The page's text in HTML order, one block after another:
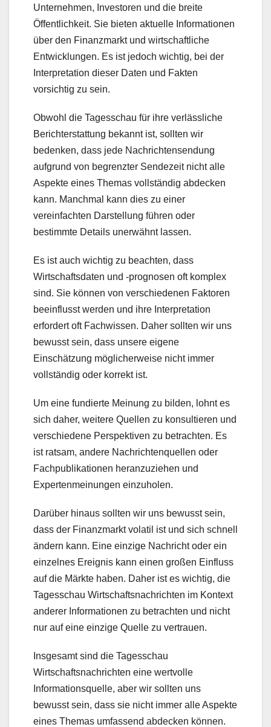
Unternehmen, Investoren und die breite
Öffentlichkeit. Sie bieten aktuelle Informationen
über den Finanzmarkt und wirtschaftliche
Entwicklungen. Es ist jedoch wichtig, bei der
Interpretation dieser Daten und Fakten
vorsichtig zu sein.
Obwohl die Tagesschau für ihre verlässliche
Berichterstattung bekannt ist, sollten wir
bedenken, dass jede Nachrichtensendung
aufgrund von begrenzter Sendezeit nicht alle
Aspekte eines Themas vollständig abdecken
kann. Manchmal kann dies zu einer
vereinfachten Darstellung führen oder
bestimmte Details unerwähnt lassen.
Es ist auch wichtig zu beachten, dass
Wirtschaftsdaten und -prognosen oft komplex
sind. Sie können von verschiedenen Faktoren
beeinflusst werden und ihre Interpretation
erfordert oft Fachwissen. Daher sollten wir uns
bewusst sein, dass unsere eigene
Einschätzung möglicherweise nicht immer
vollständig oder korrekt ist.
Um eine fundierte Meinung zu bilden, lohnt es
sich daher, weitere Quellen zu konsultieren und
verschiedene Perspektiven zu betrachten. Es
ist ratsam, andere Nachrichtenquellen oder
Fachpublikationen heranzuziehen und
Expertenmeinungen einzuholen.
Darüber hinaus sollten wir uns bewusst sein,
dass der Finanzmarkt volatil ist und sich schnell
ändern kann. Eine einzige Nachricht oder ein
einzelnes Ereignis kann einen großen Einfluss
auf die Märkte haben. Daher ist es wichtig, die
Tagesschau Wirtschaftsnachrichten im Kontext
anderer Informationen zu betrachten und nicht
nur auf eine einzige Quelle zu vertrauen.
Insgesamt sind die Tagesschau
Wirtschaftsnachrichten eine wertvolle
Informationsquelle, aber wir sollten uns
bewusst sein, dass sie nicht immer alle Aspekte
eines Themas umfassend abdecken können.